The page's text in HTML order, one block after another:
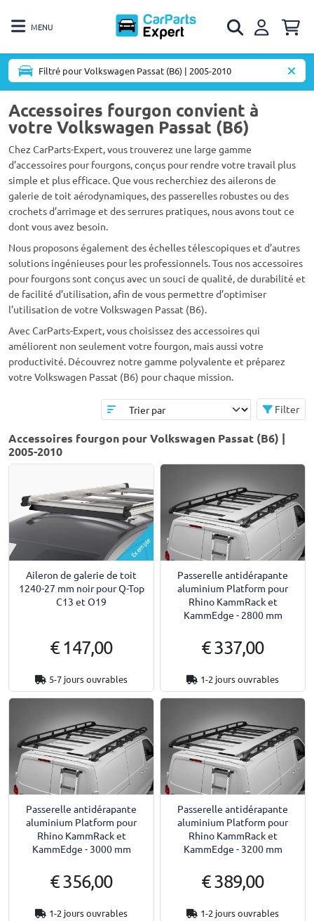
MENU
Filtré pour Volkswagen Passat (B6) | 2005-2010
Accessoires fourgon convient à
votre Volkswagen Passat (B6)
Chez CarParts-Expert, vous trouverez une large gamme
d’accessoires pour fourgons, conçus pour rendre votre travail plus
simple et plus efficace. Que vous recherchiez des ailerons de
galerie de toit aérodynamiques, des passerelles robustes ou des
crochets d’arrimage et des serrures pratiques, nous avons tout ce
dont vous avez besoin.
Nous proposons également des échelles télescopiques et d’autres
solutions ingénieuses pour les professionnels. Tous nos accessoires
pour fourgons sont conçus avec un souci de qualité, de durabilité et
de facilité d’utilisation, afin de vous permettre d’optimiser
l’utilisation de votre Volkswagen Passat (B6).
Avec CarParts-Expert, vous choisissez des accessoires qui
améliorent non seulement votre fourgon, mais aussi votre
productivité. Découvrez notre gamme polyvalente et préparez
votre Volkswagen Passat (B6) pour chaque mission.
Filter
Accessoires fourgon pour Volkswagen Passat (B6) |
2005-2010
Exemple
Aileron de galerie de toit
1240-27 mm noir pour Q-Top
C13 et O19
€ 147,00
5-7 jours ouvrables
Passerelle antidérapante
aluminium Platform pour
Rhino KammRack et
KammEdge - 2800 mm
€ 337,00
1-2 jours ouvrables
Passerelle antidérapante
aluminium Platform pour
Rhino KammRack et
KammEdge - 3000 mm
€ 356,00
1-2 jours ouvrables
Passerelle antidérapante
aluminium Platform pour
Rhino KammRack et
KammEdge - 3200 mm
€ 389,00
1-2 jours ouvrables